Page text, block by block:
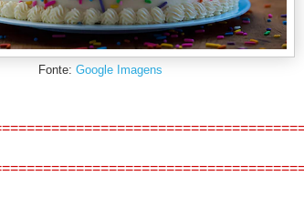
Fonte: Google Imagens